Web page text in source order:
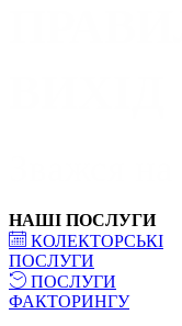
НАШІ ПОСЛУГИ
КОЛЕКТОРСЬКІ
ПОСЛУГИ
ПОСЛУГИ
ФАКТОРИНГУ